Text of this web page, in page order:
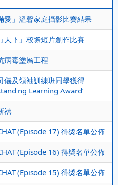
愛」溫馨家庭攝影比賽結果
天下」校際短片創作比賽
病毒塗層工程
儀及領袖訓練班同學獲得
Learning Award”
禧
(Episode 17) 得奬名單公佈
(Episode 16) 得奬名單公佈
(Episode 15) 得奬名單公佈